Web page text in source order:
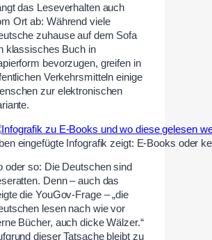
das Leseverhalten auch
Ort ab: Während viele
zuhause auf dem Sofa
klassisches Buch in
bevorzugen, greifen in
Verkehrsmitteln einige
zur elektronischen
eingefügte Infografik zeigt: E-Books oder
oder so: Die Deutschen sind
Denn – auch das
die YouGov-Frage – „die
lesen nach wie vor
Bücher, auch dicke Wälzer.“
dieser Tatsache bleibt zu